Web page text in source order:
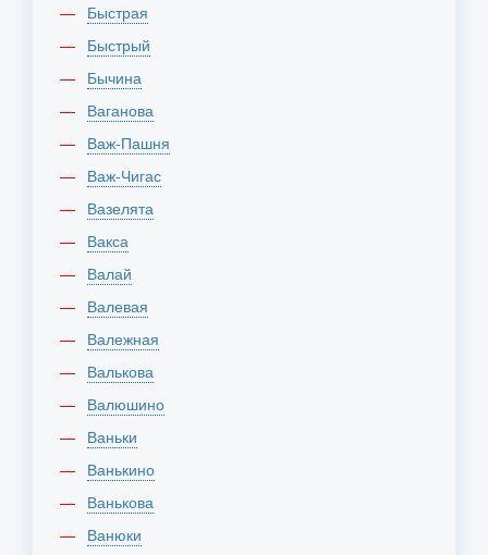
Быстрая
Быстрый
Бычина
Ваганова
Важ-Пашня
Важ-Чигас
Вазелята
Вакса
Валай
Валевая
Валежная
Валькова
Валюшино
Ваньки
Ванькино
Ванькова
Ванюки